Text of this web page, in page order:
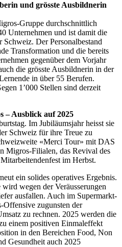
und grösste Ausbildnerin
Gruppe durchschnittlich
Unternehmen und ist damit die
Schweiz. Der Personalbestand
Transformation und die bereits
gegenüber dem Vorjahr
die grösste Ausbildnerin in der
in über 55 Berufen.
1’000 Stellen sind derzeit
– Ausblick auf 2025
Im Jubiläumsjahr heisst sie
Schweiz für ihre Treue zu
«Merci Tour» mit DAS
Migros-Filialen, das Revival des
im Herbst.
ein solides operatives Ergebnis.
wegen der Veräusserungen
ausfallen. Auch im Supermarkt-
Offensive zugunsten der
zu rechnen. 2025 werden die
einem positiven Einmaleffekt
in den Bereichen Food, Non
Gesundheit auch 2025